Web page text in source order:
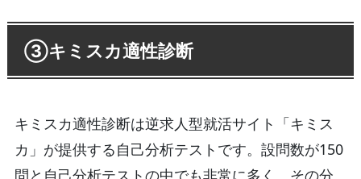
③キミスカ適性診断
キミスカ適性診断は逆求人型就活サイト「キミス
カ」が提供する自己分析テストです。設問数が150
問と自己分析テストの中でも非常に多く、その分